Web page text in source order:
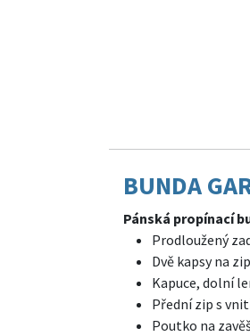
BUNDA
Pánská propínací
Prodloužený
Dvě kapsy na
Kapuce, dolní
Přední zip s
Poutko na